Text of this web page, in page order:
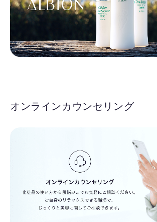
オンラインカウンセリング